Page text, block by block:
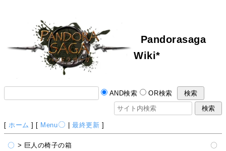
Pandorasaga
Wiki*
AND検索 OR検索
[ ホーム ] [ Menu |最終更新 ]
> 巨人の椅子の箱